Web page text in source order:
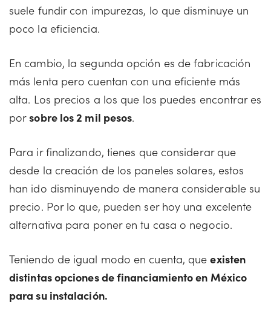
suele fundir con impurezas, lo que disminuye un
poco la eficiencia.
En cambio, la segunda opción es de fabricación
más lenta pero cuentan con una eficiente más
alta. Los precios a los que los puedes encontrar es
porsobre los 2 mil pesos.
Para ir finalizando, tienes que considerar que
desde la creación de los paneles solares, estos
han ido disminuyendo de manera considerable su
precio. Por lo que, pueden ser hoy una excelente
alternativa para poner en tu casa o negocio.
Teniendo de igual modo en cuenta, queexisten
distintas opciones de financiamiento en México
para su instalación.